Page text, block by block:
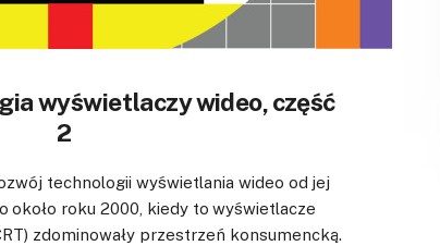
wyświetlaczy wideo, część
2
technologii wyświetlania wideo od jej
około roku 2000, kiedy to wyświetlacze
zdominowały przestrzeń konsumencką.